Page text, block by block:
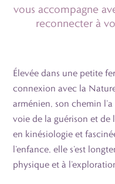
vous accompagne
reconnecter à
Élevée dans une petite
connexion avec la
arménien, son chemin
voie de la guérison et de
en kinésiologie et
l’enfance, elle s’est
physique et à